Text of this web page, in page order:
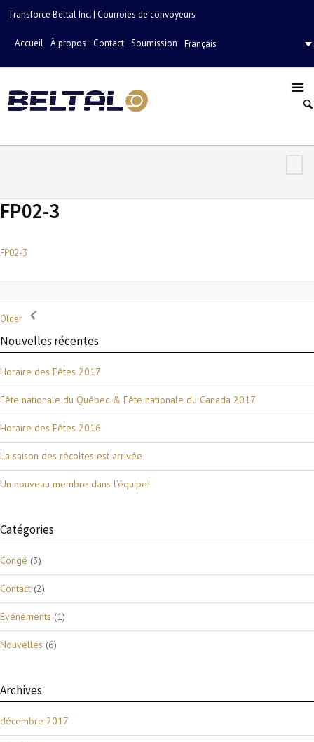
Transforce Beltal Inc. | Courroies de convoyeurs
Accueil À propos Contact Soumission Français
FP02-3
FP02-3
Older
Nouvelles récentes
Horaire des Fêtes 2017
Fête nationale du Québec & Fête nationale du Canada 2017
Horaire des Fêtes 2016
La saison des récoltes est arrivée
Un nouveau membre dans l’équipe!
Catégories
Congé (3)
Contact (2)
Événements (1)
Nouvelles (6)
Archives
décembre 2017